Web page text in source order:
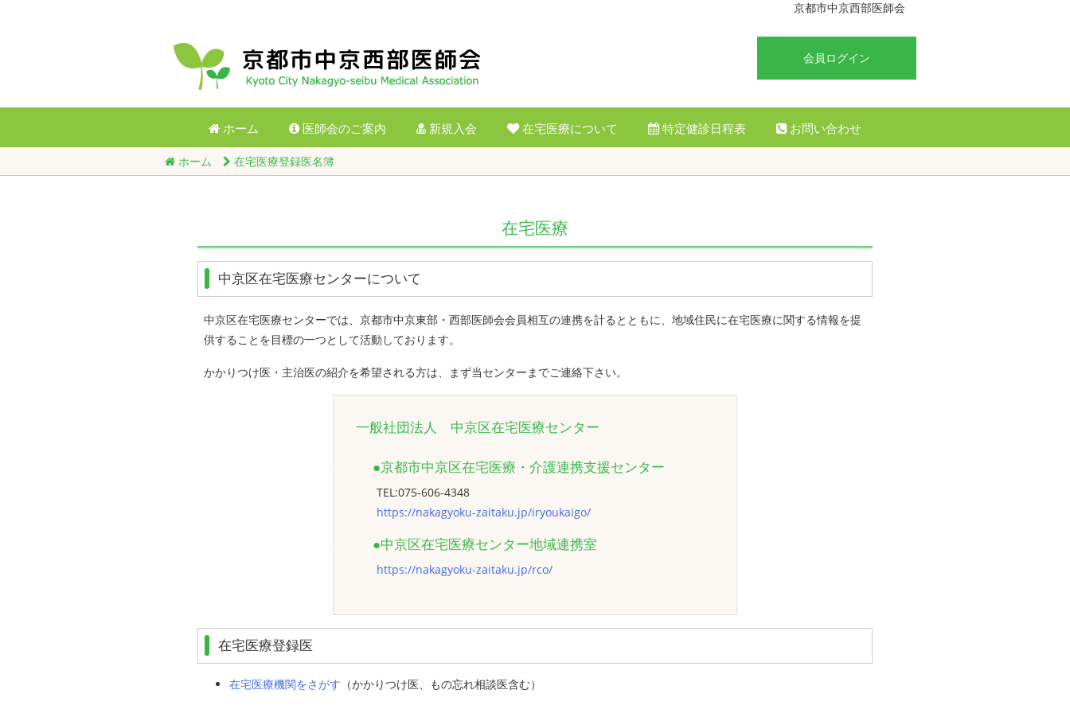
京都市中京西部医師会
会員ログイン
ホーム 医師会のご案内 新規入会 在宅医療について 特定健診日程表 お問い合わせ
ホーム 在宅医療登録医名簿
在宅医療
中京区在宅医療センターについて
中京区在宅医療センターでは、京都市中京東部・西部医師会会員相互の連携を計るとともに、地域住民に在宅医療に関する情報を提
供することを目標の一つとして活動しております。
かかりつけ医・主治医の紹介を希望される方は、まず当センターまでご連絡下さい。
一般社団法人 中京区在宅医療センター
●京都市中京区在宅医療・介護連携支援センター
TEL:075-606-4348
https://nakagyoku-zaitaku.jp/iryoukaigo/
●中京区在宅医療センター地域連携室
https://nakagyoku-zaitaku.jp/rco/
在宅医療登録医
在宅医療機関をさがす （かかりつけ医、もの忘れ相談医含む）